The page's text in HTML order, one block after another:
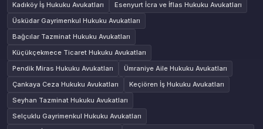
Kadıköy İş Hukuku Avukatları
Esenyurt İcra ve İflas Hukuku Avukatları
Üsküdar Gayrimenkul Hukuku Avukatları
Bağcılar Tazminat Hukuku Avukatları
Küçükçekmece Ticaret Hukuku Avukatları
Pendik Miras Hukuku Avukatları
Ümraniye Aile Hukuku Avukatları
Çankaya Ceza Hukuku Avukatları
Keçiören İş Hukuku Avukatları
Seyhan Tazminat Hukuku Avukatları
Selçuklu Gayrimenkul Hukuku Avukatları